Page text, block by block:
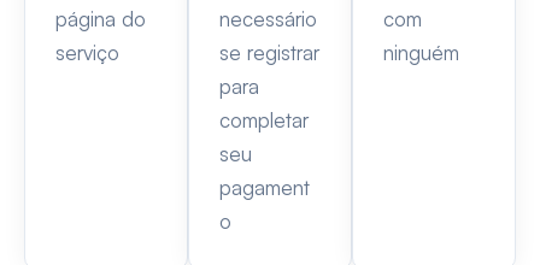
página do
serviço
necessário
se registrar
para
completar
seu
pagament
o
com
ninguém